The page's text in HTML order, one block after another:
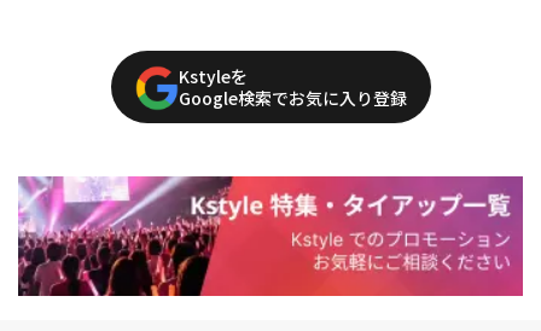
Kstyleを
Google検索でお気に入り登録